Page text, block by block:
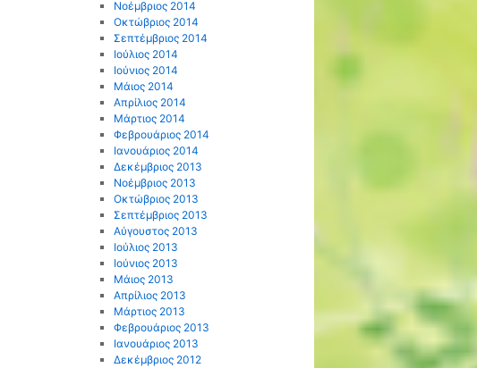
Νοέμβριος 2014
Οκτώβριος 2014
Σεπτέμβριος 2014
Ιούλιος 2014
Ιούνιος 2014
Μάιος 2014
Απρίλιος 2014
Μάρτιος 2014
Φεβρουάριος 2014
Ιανουάριος 2014
Δεκέμβριος 2013
Νοέμβριος 2013
Οκτώβριος 2013
Σεπτέμβριος 2013
Αύγουστος 2013
Ιούλιος 2013
Ιούνιος 2013
Μάιος 2013
Απρίλιος 2013
Μάρτιος 2013
Φεβρουάριος 2013
Ιανουάριος 2013
Δεκέμβριος 2012